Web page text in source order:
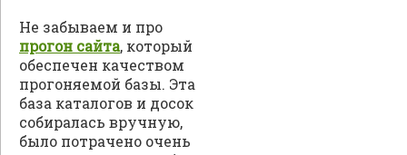
Не забываем и про
прогон сайта, который
обеспечен качеством
прогоняемой базы. Эта
база каталогов и досок
собиралась вручную,
было потрачено очень